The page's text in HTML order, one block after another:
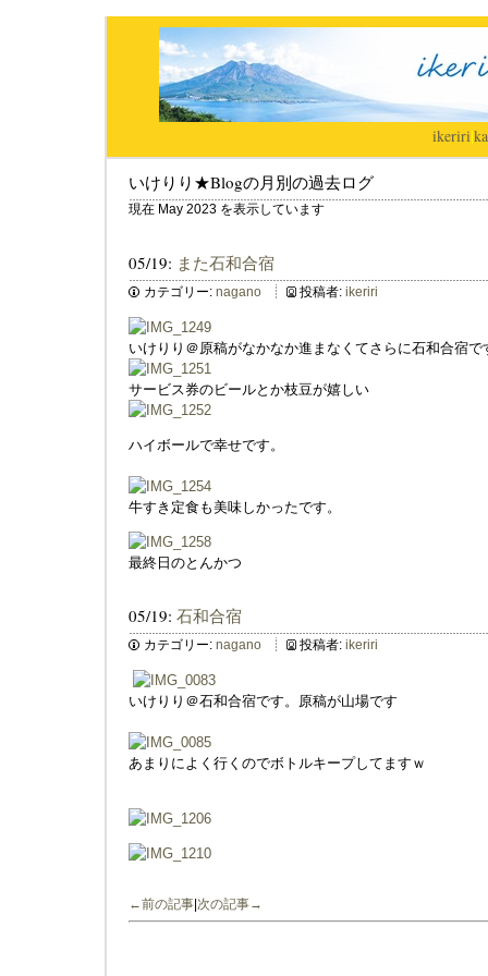
ikeriri|
いけりり★Blogの月別の過去ログ
現在 May 2023 を表示しています
05/19: また石和合宿
カテゴリー: nagano 投稿者: ikeriri
いけりり＠原稿がなかなか進まなくてさらに石和合宿で
サービス券のビールとか枝豆が嬉しい
ハイボールで幸せです。
牛すき定食も美味しかったです。
最終日のとんかつ
05/19: 石和合宿
カテゴリー: nagano 投稿者: ikeriri
いけりり＠石和合宿です。原稿が山場です
あまりによく行くのでボトルキープしてますｗ
←前の記事 次の記事→